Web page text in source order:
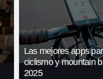
Las mejores apps
ciclismo y mountain
2025